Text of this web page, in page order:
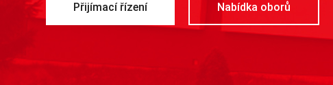
Přijímací řízení Nabídka oborů